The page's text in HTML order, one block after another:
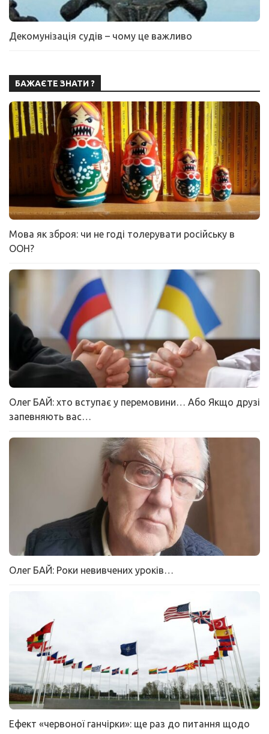
Декомунізація судів – чому це важливо
БАЖАЄТЕ ЗНАТИ ?
Мова як зброя: чи не годі толерувати російську в
ООН?
Олег БАЙ: хто вступає у перемовини… Або Якщо друзі
запевняють вас…
Олег БАЙ: Роки невивчених уроків…
Ефект «червоної ганчірки»: ще раз до питання щодо